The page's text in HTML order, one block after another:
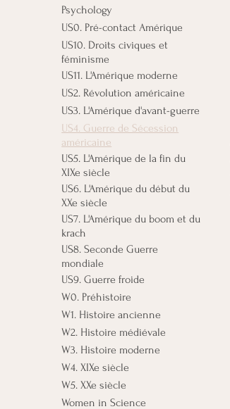
Psychology
US0. Pré-contact Amérique
US10. Droits civiques et
féminisme
US11. L'Amérique moderne
US2. Révolution américaine
US3. L'Amérique d'avant-guerre
US4. Guerre de Sécession
américaine
US5. L'Amérique de la fin du
XIXe siècle
US6. L'Amérique du début du
XXe siècle
US7. L'Amérique du boom et du
krach
US8. Seconde Guerre
mondiale
US9. Guerre froide
W0. Préhistoire
W1. Histoire ancienne
W2. Histoire médiévale
W3. Histoire moderne
W4. XIXe siècle
W5. XXe siècle
Women in Science